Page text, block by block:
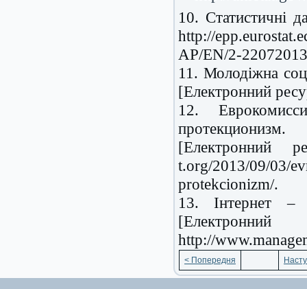
10. Статистичні
http://
AP/EN/2-
11. Молодіжна
[Електронний
12.
[Електронний
t.org/2013/09/03/
protekcionizm/.
13. Інтернет –
http://
< Попередня